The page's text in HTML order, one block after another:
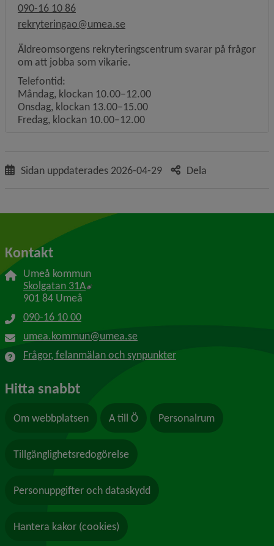
090-16 10 86
rekryteringao@umea.se
Äldreomsorgens rekryteringscentrum svarar på frågor
om att jobba som vikarie.
Telefontid:
Måndag, klockan 10.00–12.00
Onsdag, klockan 13.00–15.00
Fredag, klockan 10.00–12.00
Sidan uppdaterades 2026-04-29 Dela
Kontakt
Umeå kommun
Skolgatan 31A Länk till annan webbplats, öppnas i nytt
901 84 Umeå
090-16 10 00
umea.kommun@umea.se
Frågor, felanmälan och synpunkter
Hitta snabbt
Om webbplatsen A till Ö Personalrum
Tillgänglighetsredogörelse
Personuppgifter och dataskydd
Hantera kakor (cookies)